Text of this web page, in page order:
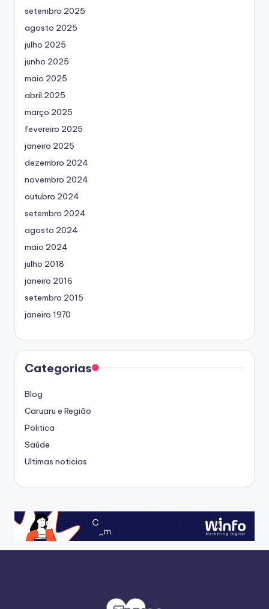
setembro 2025
agosto 2025
julho 2025
junho 2025
maio 2025
abril 2025
março 2025
fevereiro 2025
janeiro 2025
dezembro 2024
novembro 2024
outubro 2024
setembro 2024
agosto 2024
maio 2024
julho 2018
janeiro 2016
setembro 2015
janeiro 1970
Categorias
Blog
Caruaru e Região
Politica
Saúde
Ultimas noticias